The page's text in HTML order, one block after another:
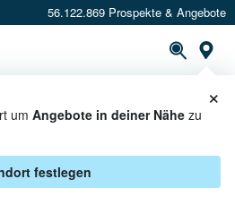
56.122.869 Prospekte & Angebote
um Angebote in deiner Nähe zu
festlegen
×
- ANGEBOTE &